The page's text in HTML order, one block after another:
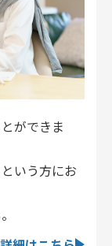
ができま
いう方にお